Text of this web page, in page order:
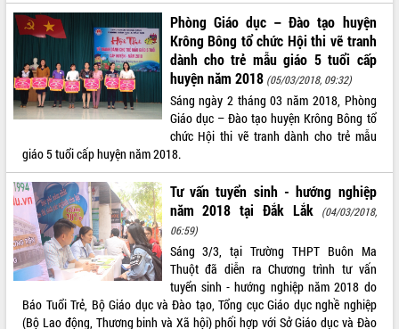
VIDEO
Loading the player...
Lễ truy tặng danh hiệu “Bà Mẹ Việt
Nam Anh hùng” và trao Huân chương
Lao động
UBND tỉnh Đắk Lắk triển khai nhiệm
vụ 6 tháng cuối năm 2026
Kỳ họp thứ Hai, Hội đồng nhân dân
tỉnh khóa XI quyết nghị nhiều nội dung
quan trọng
Bí thư Tỉnh ủy Lương Nguyễn Minh
Triết thăm, tặng quà người có công với
cách mạng
Rà soát, hoàn thiện hệ thống thiết chế
văn hóa, thể thao đáp ứng yêu cầu
phát triển mới
ALBUM ẢNH
Phòng Giáo dục – Đào tạo huyện
Krông Bông tổ chức Hội thi vẽ tranh
dành cho trẻ mẫu giáo 5 tuổi cấp
huyện năm 2018 (05/03/2018, 09:32)
Sáng ngày 2 tháng 03 năm 2018, Phòng
Giáo dục – Đào tạo huyện Krông Bông tổ
chức Hội thi vẽ tranh dành cho trẻ mẫu
giáo 5 tuổi cấp huyện năm 2018.
Tư vấn tuyển sinh - hướng nghiệp
năm 2018 tại Đắk Lắk
(04/03/2018,
06:59)
Sáng 3/3, tại Trường THPT Buôn Ma
Thuột đã diễn ra Chương trình tư vấn
tuyển sinh - hướng nghiệp năm 2018 do
Báo Tuổi Trẻ, Bộ Giáo dục và Đào tạo, Tổng cục Giáo dục nghề nghiệp
(Bộ Lao động, Thương binh và Xã hội) phối hợp với Sở Giáo dục và Đào